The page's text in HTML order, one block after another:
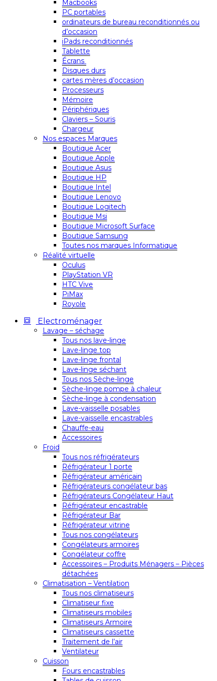
Macbooks
PC portables
ordinateurs de bureau reconditionnés ou
d’occasion
iPads reconditionnés
Tablette
Écrans
Disques durs
cartes mères d’occasion
Processeurs
Mémoire
Périphériques
Claviers – Souris
Chargeur
Nos espaces Marques
Boutique Acer
Boutique Apple
Boutique Asus
Boutique HP
Boutique Intel
Boutique Lenovo
Boutique Logitech
Boutique Msi
Boutique Microsoft Surface
Boutique Samsung
Toutes nos marques Informatique
Réalité virtuelle
Oculus
PlayStation VR
HTC Vive
PiMax
Royole
Electroménager
Lavage – séchage
Tous nos lave-linge
Lave-linge top
Lave-linge frontal
Lave-linge séchant
Tous nos Sèche-linge
Sèche-linge pompe à chaleur
Sèche-linge à condensation
Lave-vaisselle posables
Lave-vaisselle encastrables
Chauffe-eau
Accessoires
Froid
Tous nos réfrigérateurs
Réfrigérateur 1 porte
Réfrigérateur américain
Réfrigérateurs congélateur bas
Réfrigérateurs Congélateur Haut
Réfrigérateur encastrable
Réfrigérateur Bar
Réfrigérateur vitrine
Tous nos congélateurs
Congélateurs armoires
Congélateur coffre
Accessoires – Produits Ménagers – Pièces
détachées
Climatisation – Ventilation
Tous nos climatiseurs
Climatiseur fixe
Climatiseurs mobiles
Climatiseurs Armoire
Climatiseurs cassette
Traitement de l’air
Ventilateur
Cuisson
Fours encastrables